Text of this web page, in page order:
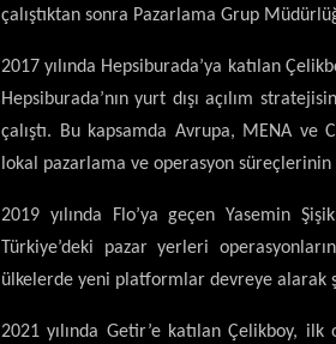
çalıştıktan sonra Pazarlama Grup
2017 yılında Hepsiburada’ya katılan
Hepsiburada’nın yurt dışı açılım
çalıştı. Bu kapsamda Avrupa, MENA ve
lokal pazarlama ve operasyon
2019 yılında Flo’ya geçen Yasemin
Türkiye’deki pazar yerleri
ülkelerde yeni platformlar devreye alarak
2021 yılında Getir’e katılan Çelikboy,